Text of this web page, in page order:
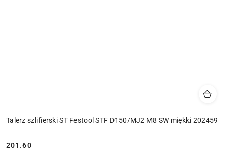
Talerz szlifierski ST Festool STF D150/MJ2 M8 SW miękki 202459
201.60